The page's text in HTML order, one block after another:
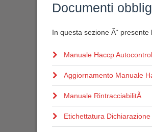
Documenti
In questa sezione Ã¨
Manuale Haccp
Aggiornamento Manuale
Manuale RintracciabilitÃ
Etichettatura